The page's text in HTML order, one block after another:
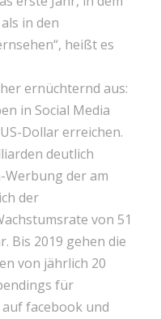
in den
heißt es
ernüchternd aus:
in Social Media
Dollar erreichen.
deutlich
Werbung der am
der
von 51
Bis 2019 gehen die
von jährlich 20
für
facebook und